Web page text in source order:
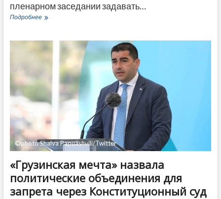
пленарном заседании задавать…
ПодробнееКобахидзе
для
разъяснений
масштабной
реформы
образования
©photo Shalva Papuashvili/Twitter
«Грузинская мечта» назвала
политические объединения для
запрета через Конституционный суд